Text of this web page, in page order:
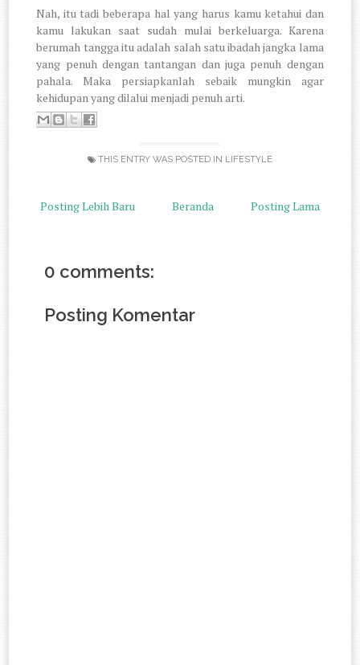
Nah, itu tadi beberapa hal yang harus kamu ketahui dan
kamu lakukan saat sudah mulai berkeluarga. Karena
berumah tangga itu adalah salah satu ibadah jangka lama
yang penuh dengan tantangan dan juga penuh dengan
pahala. Maka persiapkanlah sebaik mungkin agar
kehidupan yang dilalui menjadi penuh arti.
THIS ENTRY WAS POSTED IN LIFESTYLE
Posting Lebih Baru Posting Lama
Beranda
0 comments:
Posting Komentar